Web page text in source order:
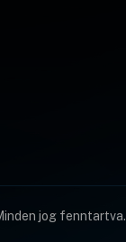
jog fenntartva.